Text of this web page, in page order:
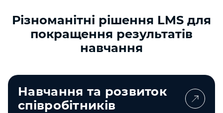
Різноманітні рішення LMS для
покращення результатів
навчання
Навчання та розвиток
співробітників